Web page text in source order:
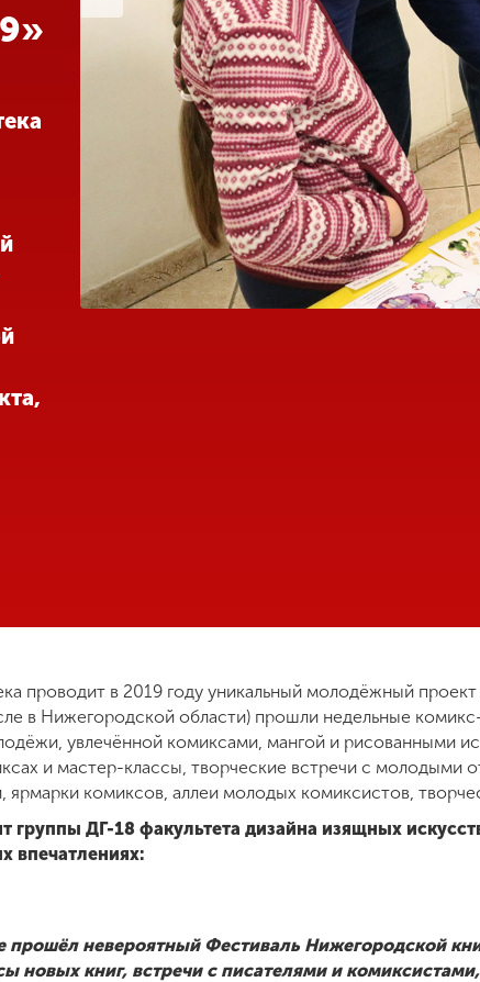
проводит в 2019 году уникальный молодёжный
в Нижегородской области) прошли недельные
увлечённой комиксами, мангой и рисованными
и мастер-классы, творческие встречи с молодыми
комиксов, аллеи молодых комиксистов,
группы ДГ-18 факультета дизайна изящных
впечатлениях:
прошёл невероятный Фестиваль Нижегородской
новых книг, встречи с писателями и